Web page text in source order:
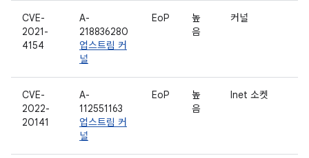
CVE-
2021-
4154
A-
218836280
업스트림 커
널
EoP
높
음
커널
CVE-
2022-
20141
A-
112551163
업스트림 커
널
EoP
높
음
Inet 소켓